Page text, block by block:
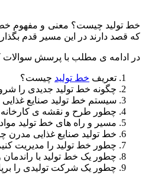
خط تولید چیست؟ معنی و مفهوم خط
که قصد دارند در این مسیر قدم
در ادامه ی مطلب با پرسش سوالات
تعریف خط تولید چیست؟
چگونه خط تولید جدیدی را
سیستم خط تولید صنایع
چطور طرح و نقشه ی
مسیر و راه های خط تولید
خط تولید صنایع غذایی مدرن
چطور خط تولید را مدیریت
چطور یک خط تولید با راندمان
چطور یک شرکت تولیدی را